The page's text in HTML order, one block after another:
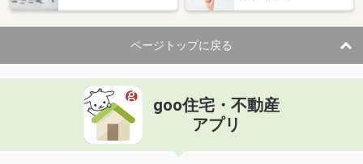
ページトップに戻る
goo住宅・不動産
アプリ